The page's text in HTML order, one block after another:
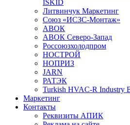
İSKİD
Литвинчук Маркетинг
Союз «ИСЗС-Монтаж»
АВОК
АВОК Северо-Запад
Россоюзхолодпром
НОСТРОЙ
НОПРИЗ
JARN
РАТЭК
Turkish HVAC-R Industry
Маркетинг
Контакты
Реквизиты АПИК